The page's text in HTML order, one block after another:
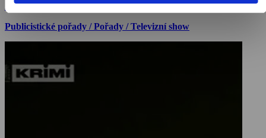
2010, Česká republika, 150 min
Publicistické pořady / Pořady / Televizní show